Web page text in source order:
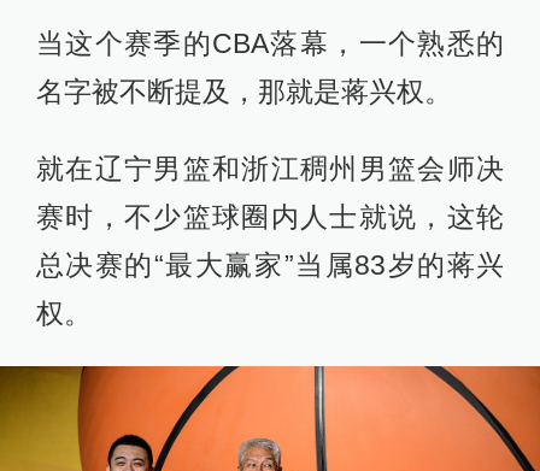
当这个赛季的CBA落幕，一个熟悉的
名字被不断提及，那就是蒋兴权。
就在辽宁男篮和浙江稠州男篮会师决
赛时，不少篮球圈内人士就说，这轮
总决赛的“最大赢家”当属83岁的蒋兴
权。